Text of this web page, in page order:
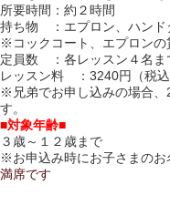
所要時間：約２時間
持ち物 ：エプロン、ハンド
※コックコート、エプロンの
定員数 ：各レッスン４名ま
レッスン料 ：3240円（税
※兄弟でお申し込みの場合、
す。
■対象年齢■
３歳～１２歳まで
※お申込み時にお子さまのお
満席です